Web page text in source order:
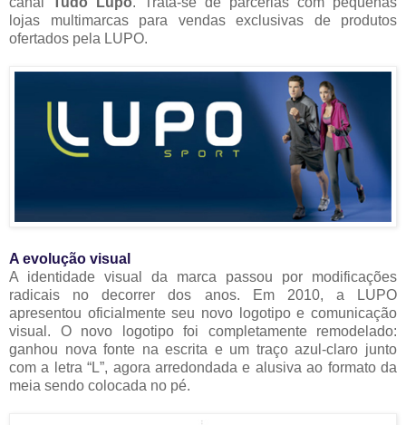
lojas multimarcas para vendas exclusivas de produtos
ofertados pela LUPO.
A evolução visual
A identidade visual da marca passou por modificações
radicais no decorrer dos anos. Em 2010, a LUPO
apresentou oficialmente seu novo logotipo e comunicação
visual. O novo logotipo foi completamente remodelado:
ganhou nova fonte na escrita e um traço azul-claro junto
com a letra “L”, agora arredondada e alusiva ao formato da
meia sendo colocada no pé.